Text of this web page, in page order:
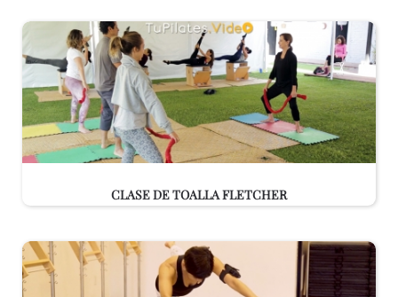
CLASE DE TOALLA FLETCHER